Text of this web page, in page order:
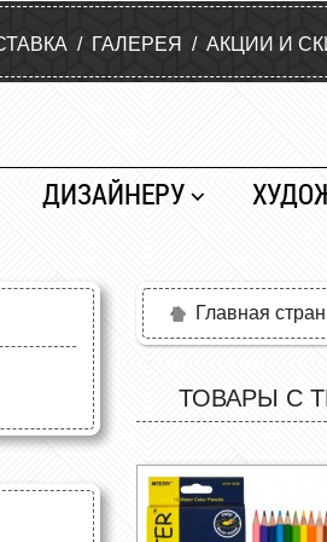
/ ГАЛЕРЕЯ / АКЦИИ И
ДИЗАЙНЕРУ
Главная
ТОВАРЫ С